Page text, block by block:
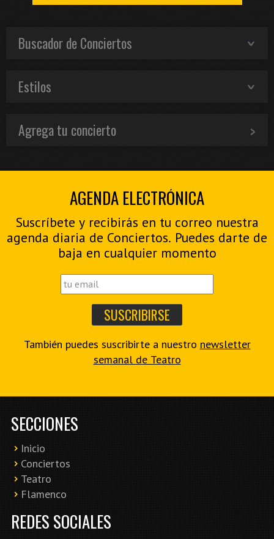
Buscador de Conciertos
Estilos
Agrega tu concierto
AGENDA ELECTRÓNICA
Suscríbete y recibirás en tu correo nuestra
agenda diaria de Conciertos. Puedes darte de
baja en cualquier momento
También puedes suscribirte a nuestro newsletter
semanal de Teatro
SECCIONES
Inicio
Conciertos
Teatro
Flamenco
REDES SOCIALES